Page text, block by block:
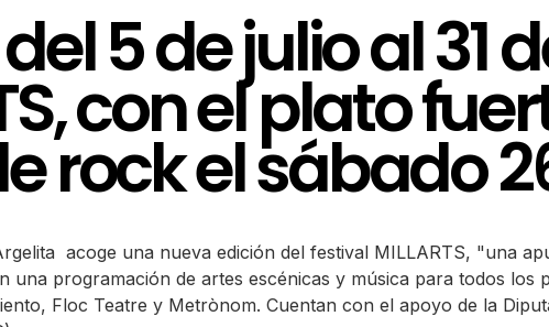
5 de julio al 31
con el plato
rock el sábado
acoge una nueva edición del festival MILLARTS, "una
programación de artes escénicas y música para todos los
Floc Teatre y Metrònom. Cuentan con el apoyo de la